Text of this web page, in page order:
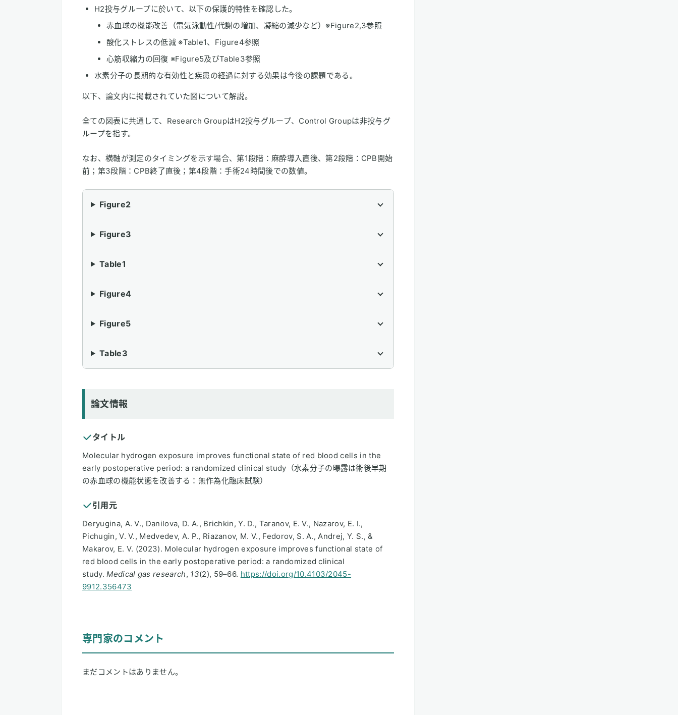
H2投与グループに於いて、以下の保護的特性を確認した。
赤血球の機能改善（電気泳動性/代謝の増加、凝縮の減少など）※Figure2,3参照
酸化ストレスの低減 ※Table1、Figure4参照
心筋収縮力の回復 ※Figure5及びTable3参照
水素分子の長期的な有効性と疾患の経過に対する効果は今後の課題である。
以下、論文内に掲載されていた図について解説。
全ての図表に共通して、Research GroupはH2投与グループ、Control Groupは非投与グ
ループを指す。
なお、横軸が測定のタイミングを示す場合、第1段階：麻酔導入直後、第2段階：CPB開始
前；第3段階：CPB終了直後；第4段階：手術24時間後での数値。
Figure2
Figure3
Table1
Figure4
Figure5
Table3
論文情報
タイトル
Molecular hydrogen exposure improves functional state of red blood cells in the
early postoperative period: a randomized clinical study（水素分子の曝露は術後早期
の赤血球の機能状態を改善する：無作為化臨床試験）
引用元
Deryugina, A. V., Danilova, D. A., Brichkin, Y. D., Taranov, E. V., Nazarov, E. I.,
Pichugin, V. V., Medvedev, A. P., Riazanov, M. V., Fedorov, S. A., Andrej, Y. S., &
Makarov, E. V. (2023). Molecular hydrogen exposure improves functional state of
red blood cells in the early postoperative period: a randomized clinical
study.Medical gas research, 13(2), 59–66. https://doi.org/10.4103/2045-
9912.356473
専門家のコメント
まだコメントはありません。